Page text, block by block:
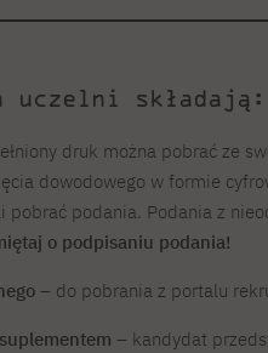
uczelni składają:
druk można pobrać ze
dowodowego w formie
podania. Podania z
o podpisaniu podania!
– do pobrania z portalu
– kandydat